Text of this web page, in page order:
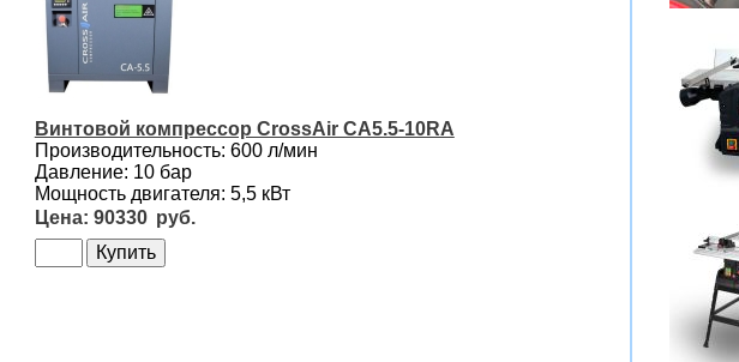
Винтовой компрессор CrossAir CA5.5-10RA
Производительность: 600 л/мин
Давление: 10 бар
Мощность двигателя: 5,5 кВт
90330